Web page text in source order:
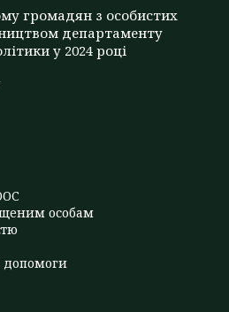
громадян з особистих
департаменту
у 2024 році
особам
допомоги